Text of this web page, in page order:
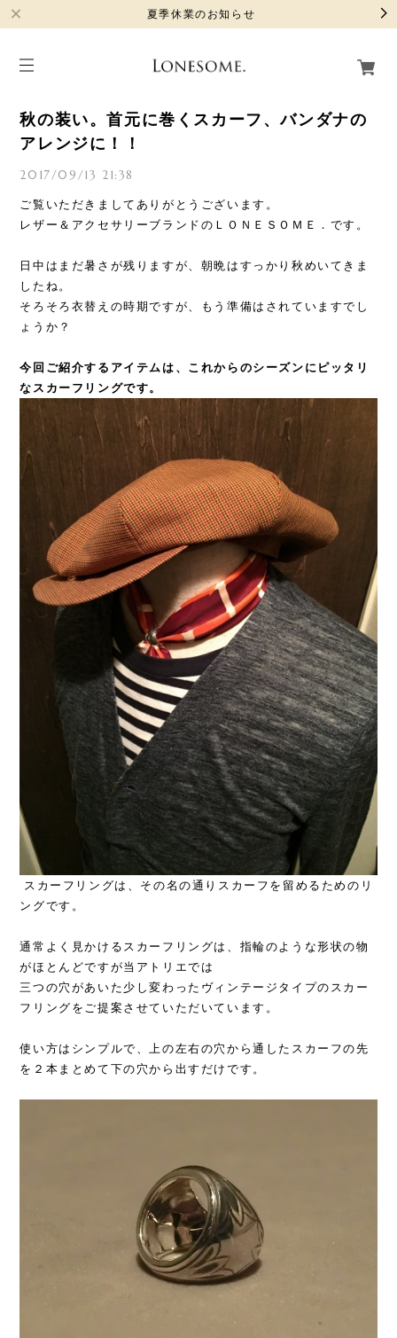
夏季休業のお知らせ
秋の装い。首元に巻くスカーフ、バンダナの
アレンジに！！
2017/09/13 21:38
ご覧いただきましてありがとうございます。
レザー＆アクセサリーブランドのＬＯＮＥＳＯＭＥ．です。
日中はまだ暑さが残りますが、朝晩はすっかり秋めいてきま
したね。
そろそろ衣替えの時期ですが、もう準備はされていますでし
ょうか？
今回ご紹介するアイテムは、これからのシーズンにピッタリ
なスカーフリングです。
スカーフリングは、その名の通りスカーフを留めるためのリ
ングです。
通常よく見かけるスカーフリングは、指輪のような形状の物
がほとんどですが当アトリエでは
三つの穴があいた少し変わったヴィンテージタイプのスカー
フリングをご提案させていただいています。
使い方はシンプルで、上の左右の穴から通したスカーフの先
を２本まとめて下の穴から出すだけです。